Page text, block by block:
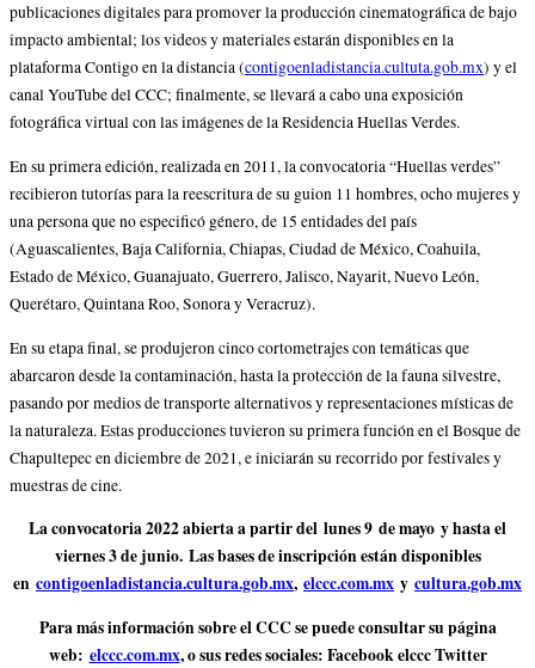
publicaciones digitales para promover la producción cinematográfica de bajo
impacto ambiental; los videos y materiales estarán disponibles en la
plataforma Contigo en la distancia (contigoenladistancia.cultuta.gob.mx) y el
canal YouTube del CCC; finalmente, se llevará a cabo una exposición
fotográfica virtual con las imágenes de la Residencia Huellas Verdes.
En su primera edición, realizada en 2011, la convocatoria “Huellas verdes”
recibieron tutorías para la reescritura de su guion 11 hombres, ocho mujeres y
una persona que no especificó género, de 15 entidades del país
(Aguascalientes, Baja California, Chiapas, Ciudad de México, Coahuila,
Estado de México, Guanajuato, Guerrero, Jalisco, Nayarit, Nuevo León,
Querétaro, Quintana Roo, Sonora y Veracruz).
En su etapa final, se produjeron cinco cortometrajes con temáticas que
abarcaron desde la contaminación, hasta la protección de la fauna silvestre,
pasando por medios de transporte alternativos y representaciones místicas de
la naturaleza. Estas producciones tuvieron su primera función en el Bosque de
Chapultepec en diciembre de 2021, e iniciarán su recorrido por festivales y
muestras de cine.
La convocatoria 2022 abierta a partir del lunes 9 de mayo y hasta el
viernes 3 de junio. Las bases de inscripción están disponibles
en contigoenladistancia.cultura.gob.mx, elccc.com.mx y cultura.gob.mx
Para más información sobre el CCC se puede consultar su página
web: elccc.com.mx, o sus redes sociales: Facebook elccc Twitter